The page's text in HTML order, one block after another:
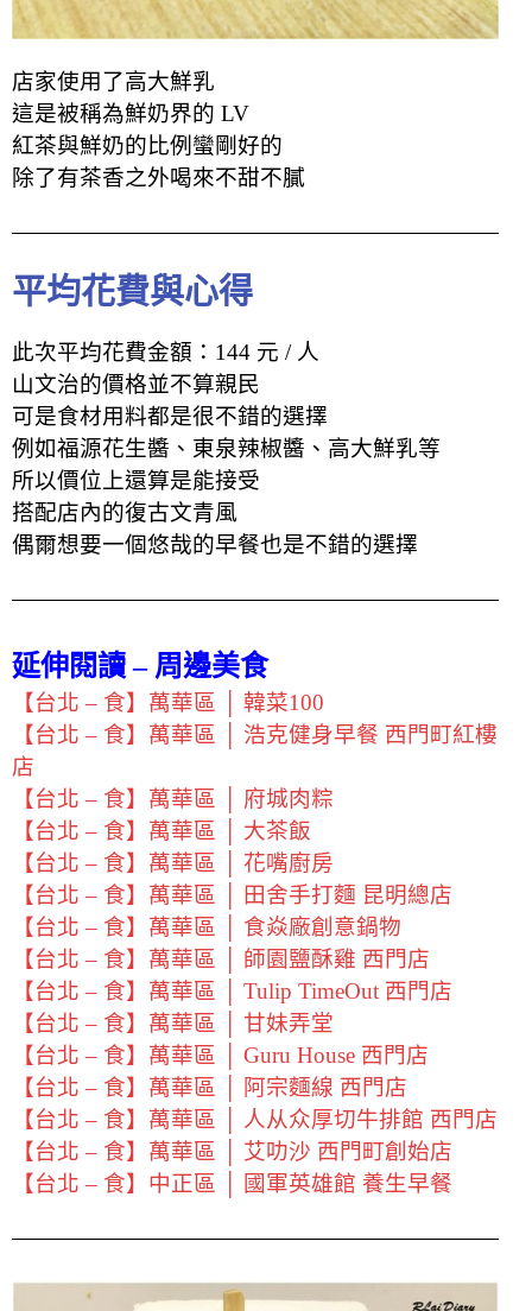
店家使用了高大鮮乳
這是被稱為鮮奶界的 LV
紅茶與鮮奶的比例蠻剛好的
除了有茶香之外喝來不甜不膩
平均花費與心得
此次平均花費金額：144 元 / 人
山文治的價格並不算親民
可是食材用料都是很不錯的選擇
例如福源花生醬、東泉辣椒醬、高大鮮乳等
所以價位上還算是能接受
搭配店內的復古文青風
偶爾想要一個悠哉的早餐也是不錯的選擇
延伸閱讀 – 周邊美食
【台北 – 食】萬華區 │ 韓菜100
【台北 – 食】萬華區 │ 浩克健身早餐 西門町紅樓
店
【台北 – 食】萬華區 │ 府城肉粽
【台北 – 食】萬華區 │ 大茶飯
【台北 – 食】萬華區 │ 花嘴廚房
【台北 – 食】萬華區 │ 田舍手打麵 昆明總店
【台北 – 食】萬華區 │ 食焱廠創意鍋物
【台北 – 食】萬華區 │ 師園鹽酥雞 西門店
【台北 – 食】萬華區 │ Tulip TimeOut 西門店
【台北 – 食】萬華區 │ 甘妹弄堂
【台北 – 食】萬華區 │ Guru House 西門店
【台北 – 食】萬華區 │ 阿宗麵線 西門店
【台北 – 食】萬華區 │ 人从众厚切牛排館 西門店
【台北 – 食】萬華區 │ 艾叻沙 西門町創始店
【台北 – 食】中正區 │ 國軍英雄館 養生早餐